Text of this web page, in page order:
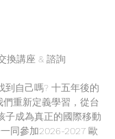
換講座 & 諮詢
到自己嗎? 十五年後的
重新定義學習，從台
子成為真正的國際移動
同參加2026-2027 歐